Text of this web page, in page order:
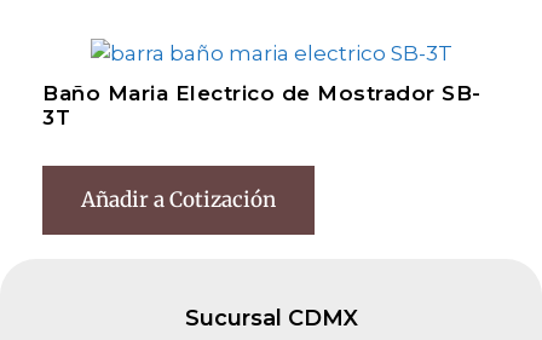
Baño Maria Electrico de Mostrador SB-
3T
Añadir a Cotización
Sucursal CDMX